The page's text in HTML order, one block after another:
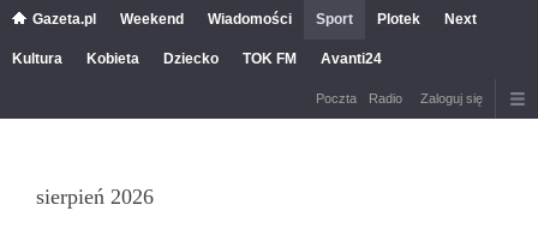
Gazeta.pl Weekend Wiadomości Sport Plotek Next
Kultura Kobieta Dziecko TOK FM Avanti24
Poczta Radio Zaloguj się
sierpień 2026